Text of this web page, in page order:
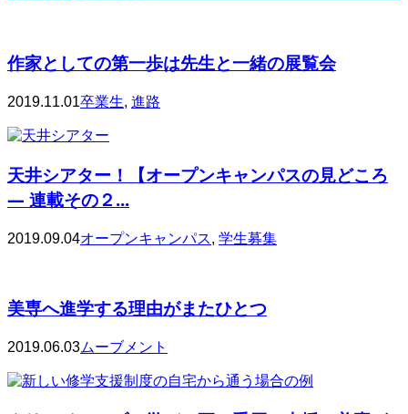
作家としての第一歩は先生と一緒の展覧会
2019.11.01卒業生, 進路
天井シアター！【オープンキャンパスの見どころ
— 連載その２...
2019.09.04オープンキャンパス, 学生募集
美専へ進学する理由がまたひとつ
2019.06.03ムーブメント